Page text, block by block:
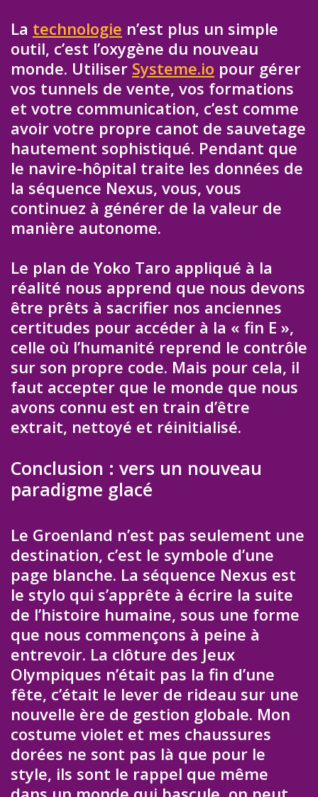
La technologie n’est plus un simple
outil, c’est l’oxygène du nouveau
monde. Utiliser Systeme.io pour gérer
vos tunnels de vente, vos formations
et votre communication, c’est comme
avoir votre propre canot de sauvetage
hautement sophistiqué. Pendant que
le navire-hôpital traite les données de
la séquence Nexus, vous, vous
continuez à générer de la valeur de
manière autonome.
Le plan de Yoko Taro appliqué à la
réalité nous apprend que nous devons
être prêts à sacrifier nos anciennes
certitudes pour accéder à la « fin E »,
celle où l’humanité reprend le contrôle
sur son propre code. Mais pour cela, il
faut accepter que le monde que nous
avons connu est en train d’être
extrait, nettoyé et réinitialisé.
Conclusion : vers un nouveau
paradigme glacé
Le Groenland n’est pas seulement une
destination, c’est le symbole d’une
page blanche. La séquence Nexus est
le stylo qui s’apprête à écrire la suite
de l’histoire humaine, sous une forme
que nous commençons à peine à
entrevoir. La clôture des Jeux
Olympiques n’était pas la fin d’une
fête, c’était le lever de rideau sur une
nouvelle ère de gestion globale. Mon
costume violet et mes chaussures
dorées ne sont pas là que pour le
style, ils sont le rappel que même